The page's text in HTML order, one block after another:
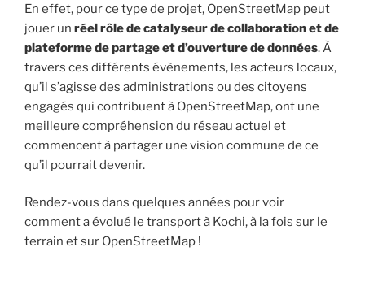
En effet, pour ce type de projet, OpenStreetMap peut
jouer un réel rôle de catalyseur de collaboration et de
plateforme de partage et d’ouverture de données. À
travers ces différents évènements, les acteurs locaux,
qu’il s’agisse des administrations ou des citoyens
engagés qui contribuent à OpenStreetMap, ont une
meilleure compréhension du réseau actuel et
commencent à partager une vision commune de ce
qu’il pourrait devenir.
Rendez-vous dans quelques années pour voir
comment a évolué le transport à Kochi, à la fois sur le
terrain et sur OpenStreetMap !